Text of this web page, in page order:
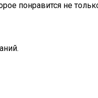
понравится не